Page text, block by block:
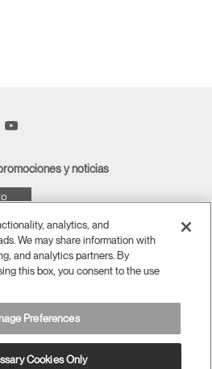
PinterstYouTube
y noticias
analytics, and
We may share information with
and analytics partners. By
this box, you consent to the use
Preferences
Cookies Only